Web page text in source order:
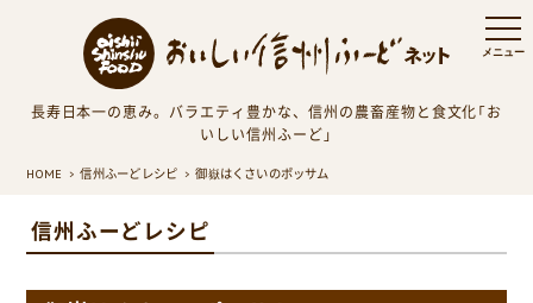
長寿日本一の恵み。バラエティ豊かな、信州の農畜産物と食文化「お
いしい信州ふーど」
HOME 信州ふーどレシピ 御嶽はくさいのポッサム
信州ふーどレシピ